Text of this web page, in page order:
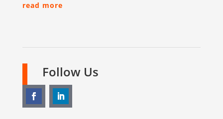
read more
Follow Us